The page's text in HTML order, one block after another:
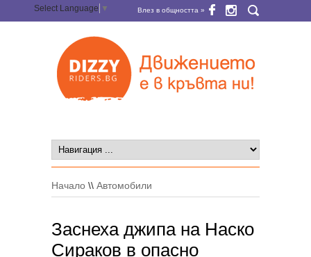
Select Language ▼ Влез в общността »
Начало \\ Автомобили
Заснеха джипа на Наско
Сираков в опасно